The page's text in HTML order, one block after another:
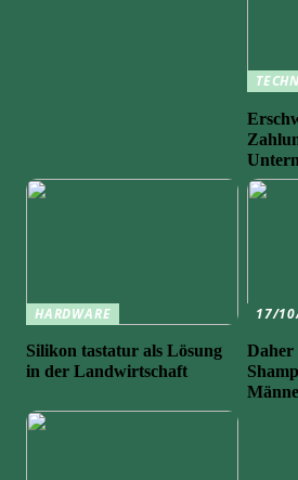
HARDWARE
Silikon tastatur als Lösung
in der Landwirtschaft
17/